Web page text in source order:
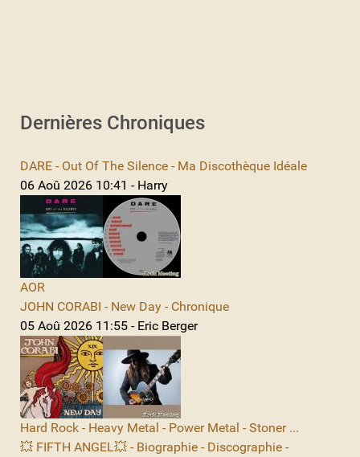
Dernières Chroniques
DARE - Out Of The Silence - Ma Discothèque Idéale
06 Aoû 2026 10:41 - Harry
AOR
JOHN CORABI - New Day - Chronique
05 Aoû 2026 11:55 - Eric Berger
Hard Rock - Heavy Metal - Power Metal - Stoner ...
💥 FIFTH ANGEL💥 - Biographie - Discographie -